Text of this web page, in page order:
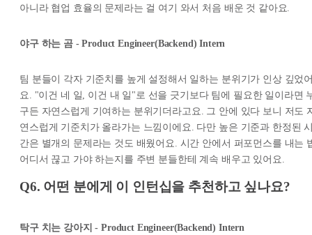
아니라 협업 효율의 문제라는 걸 여기 와서 처음 배운 것 같아요.
야구 하는 곰 - Product Engineer(Backend) Intern
팀 분들이 각자 기준치를 높게 설정해서 일하는 분위기가 인상 깊었
요. "이건 네 일, 이건 내 일"로 선을 긋기보다 팀에 필요한 일이라면
구든 자연스럽게 기여하는 분위기더라고요. 그 안에 있다 보니 저도
연스럽게 기준치가 올라가는 느낌이에요. 다만 높은 기준과 한정된
간은 별개의 문제라는 것도 배웠어요. 시간 안에서 퍼포먼스를 내는
어디서 끊고 가야 하는지를 주변 분들한테 계속 배우고 있어요.
Q6. 어떤 분에게 이 인턴십을 추천하고 싶나요?
탁구 치는 강아지 - Product Engineer(Backend) Intern